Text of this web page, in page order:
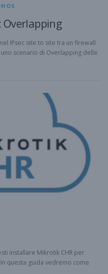
Overlapping
IPsec site to site tra un firewall
scenario di Overlapping delle
installare Mikrotik CHR per
questa guida vedremo come